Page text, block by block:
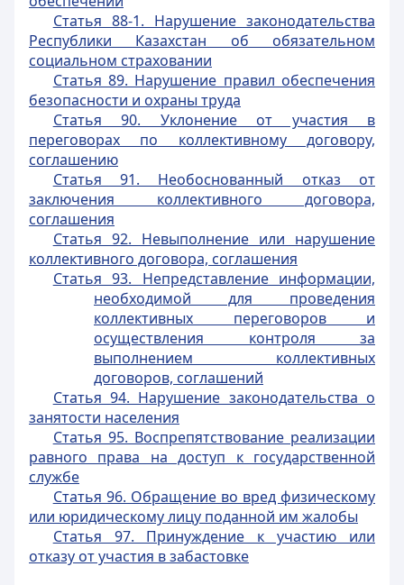
Статья 88-1. Нарушение законодательства
Республики Казахстан об обязательном
социальном страховании
Статья 89. Нарушение правил обеспечения
безопасности и охраны труда
Статья 90. Уклонение от участия в
переговорах по коллективному договору,
соглашению
Статья 91. Необоснованный отказ от
заключения коллективного договора,
соглашения
Статья 92. Невыполнение или нарушение
коллективного договора, соглашения
Статья 93. Непредставление информации,
необходимой для проведения
коллективных переговоров и
осуществления контроля за
выполнением коллективных
договоров, соглашений
Статья 94. Нарушение законодательства о
занятости населения
Статья 95. Воспрепятствование реализации
равного права на доступ к государственной
службе
Статья 96. Обращение во вред физическому
или юридическому лицу поданной им жалобы
Статья 97. Принуждение к участию или
отказу от участия в забастовке